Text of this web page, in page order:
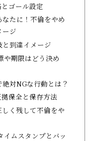
ゴール設定
たに！不倫をやめ
ージ
到達イメージ
や期限はどう決め
対NGな行動とは？
保全と保存方法
く残して不倫をや
ムスタンプとバッ